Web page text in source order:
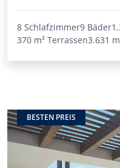
8 Schlafzimmer9 Bäder
370 m² Terrassen3.631
BESTEN PREIS